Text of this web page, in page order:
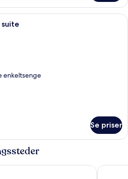
Et hotelværelse med to senge, et
enkeltsenge
Se priser
Amari